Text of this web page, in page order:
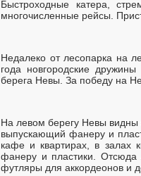
Быстроходные катера,
многочисленные рейсы.
Недалеко от лесопарка на
года новгородские
берега Невы. За победу на
На левом берегу Невы видны
выпускающий фанеру и
кафе и квартирах, в залах
фанеру и пластики. Отсюда
футляры для аккордеонов и